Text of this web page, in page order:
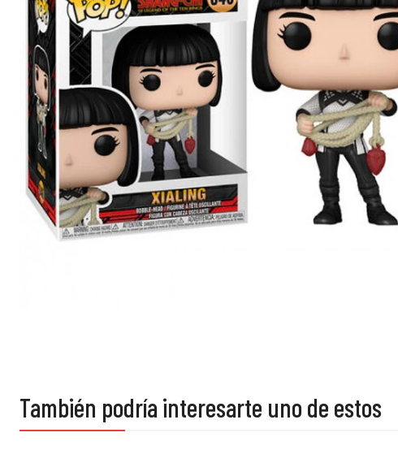
También podría interesarte uno de estos